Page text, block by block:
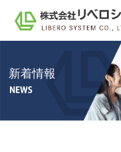
新着情報